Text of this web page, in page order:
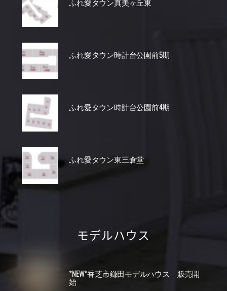
ふれ愛タウン時計台公園前5期
ふれ愛タウン時計台公園前4期
ふれ愛タウン東三倉堂
モデルハウス
*NEW*香芝市鎌田モデルハウス 販売開
始